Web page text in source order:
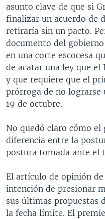
asunto clave de que si
finalizar un acuerdo de
retiraría sin un pacto.
documento del
en una corte escocesa
de acatar una ley que el
y que requiere que el
prórroga de no lograrse
19 de octubre.
No quedó claro cómo
diferencia entre la
postura tomada ante el
El artículo de opinión
intención de presionar
sus últimas propuestas
la fecha límite. El